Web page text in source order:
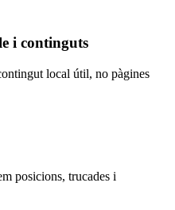
i continguts
local útil, no pàgines
posicions, trucades i